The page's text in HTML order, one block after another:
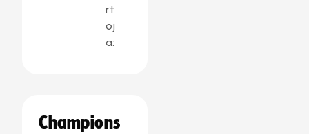
rt
oj
a:
Champions